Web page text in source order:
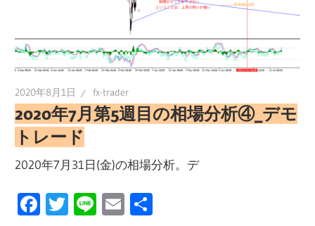
2020年8月1日 fx-trader
2020年7月第5週目の相場分析④_デモ
トレード
2020年7月31日(金)の相場分析。デ
Facebook
Twitter
LineEmail